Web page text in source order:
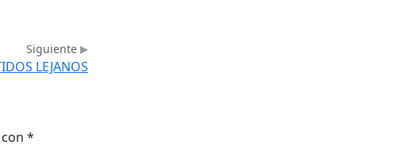
Siguiente
LEJANOS
*